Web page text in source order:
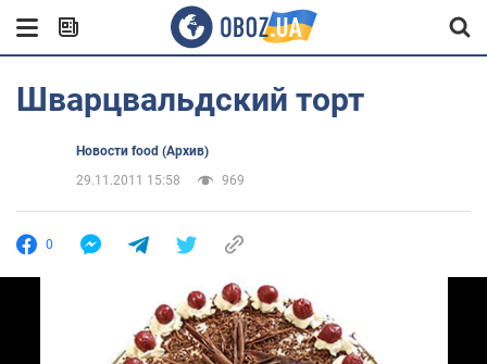
Шварцвальдский торт
Новости food (Архив)
29.11.2011 15:58
969
0